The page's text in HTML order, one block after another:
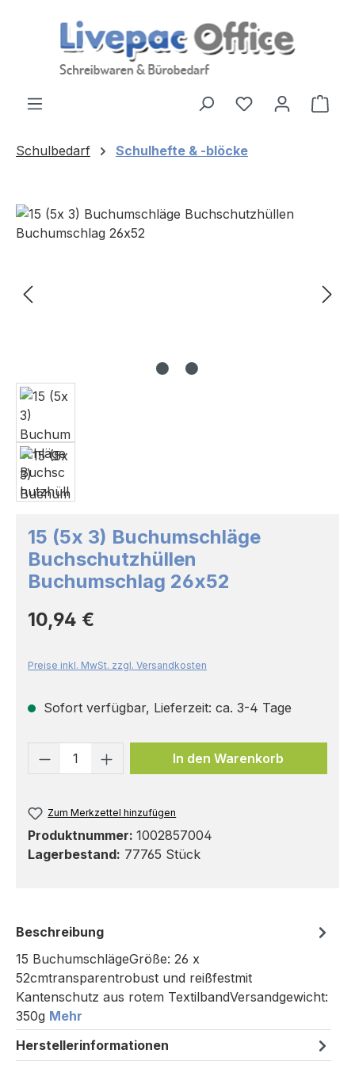
Zum Hauptinhalt springen
Schulbedarf Schulhefte & -blöcke
Bildergalerie überspringen
15 (5x 3) Buchumschläge
Buchschutzhüllen
Buchumschlag 26x52
Regulärer Preis:
10,94 €
Preise inkl. MwSt. zzgl. Versandkosten
Sofort verfügbar, Lieferzeit: ca. 3-4 Tage
Produkt Anzahl: Gib den
In den Warenkorb
Zum Merkzettel hinzufügen
Produktnummer: 1002857004
Lagerbestand: 77765 Stück
Beschreibung
15 BuchumschlägeGröße: 26 x
52cmtransparentrobust und reißfestmit
Kantenschutz aus rotem TextilbandVersandgewicht:
350g Mehr
Herstellerinformationen